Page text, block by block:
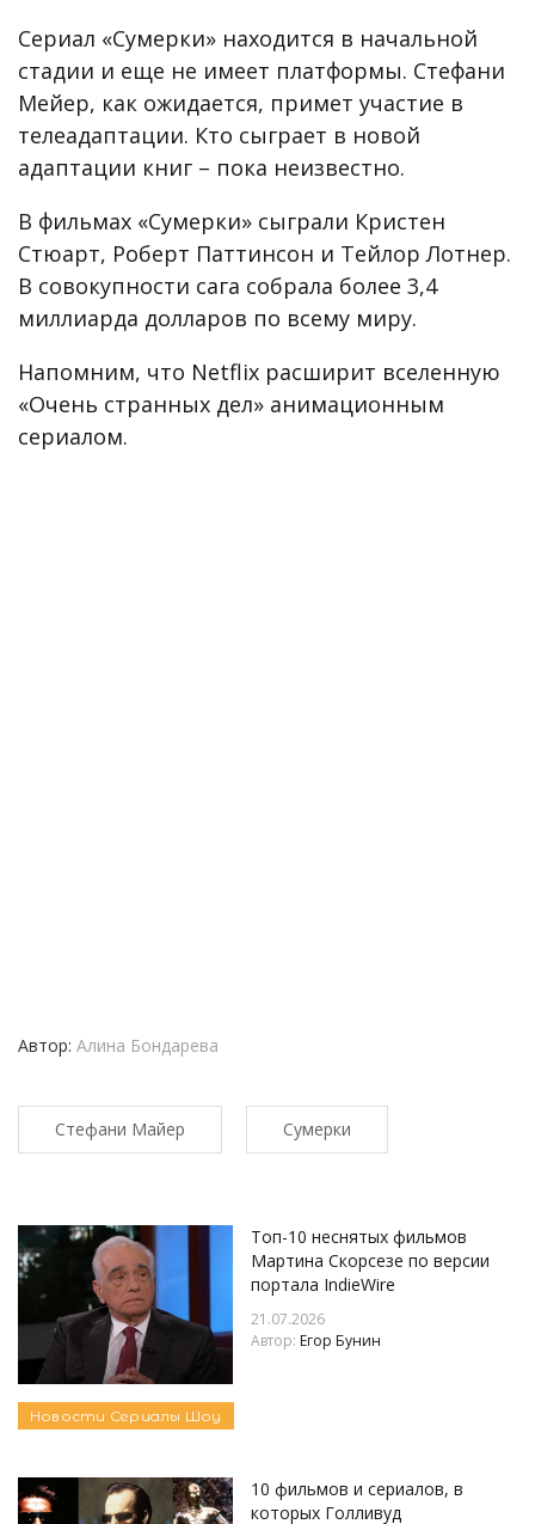
Сериал «Сумерки» находится в начальной
стадии и еще не имеет платформы. Стефани
Мейер, как ожидается, примет участие в
телеадаптации. Кто сыграет в новой
адаптации книг – пока неизвестно.
В фильмах «Сумерки» сыграли Кристен
Стюарт, Роберт Паттинсон и Тейлор Лотнер.
В совокупности сага собрала более 3,4
миллиарда долларов по всему миру.
Напомним, что Netflix расширит вселенную
«Очень странных дел» анимационным
сериалом.
Автор: Алина Бондарева
Стефани Майер Сумерки
Топ-10 неснятых фильмов
Мартина Скорсезе по версии
портала IndieWire
21.07.2026
Автор: Егор Бунин
Новости Сериалы Шоу
10 фильмов и сериалов, в
которых Голливуд